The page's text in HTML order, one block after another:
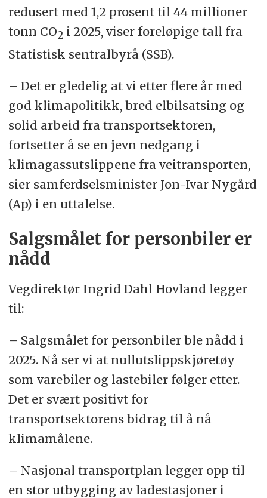
redusert med 1,2 prosent til 44 millioner
tonn CO2 i 2025, viser foreløpige tall fra
Statistisk sentralbyrå (SSB).
– Det er gledelig at vi etter flere år med
god klimapolitikk, bred elbilsatsing og
solid arbeid fra transportsektoren,
fortsetter å se en jevn nedgang i
klimagassutslippene fra veitransporten,
sier samferdselsminister Jon-Ivar Nygård
(Ap) i en uttalelse.
Salgsmålet for personbiler er
nådd
Vegdirektør Ingrid Dahl Hovland legger
til:
– Salgsmålet for personbiler ble nådd i
2025. Nå ser vi at nullutslippskjøretøy
som varebiler og lastebiler følger etter.
Det er svært positivt for
transportsektorens bidrag til å nå
klimamålene.
– Nasjonal transportplan legger opp til
en stor utbygging av ladestasjoner i